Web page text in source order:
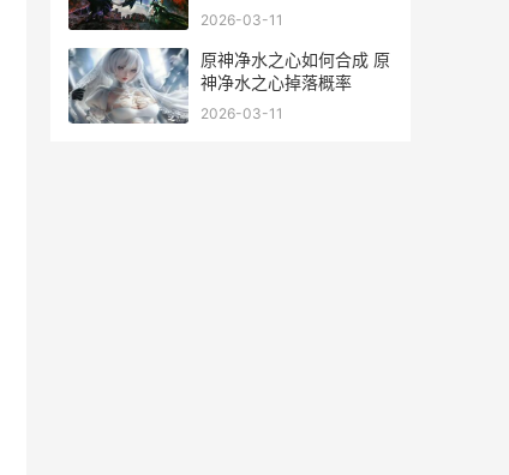
详细解答 原声古云有螭
2026-03-11
原神净水之心如何合成 原
神净水之心掉落概率
2026-03-11